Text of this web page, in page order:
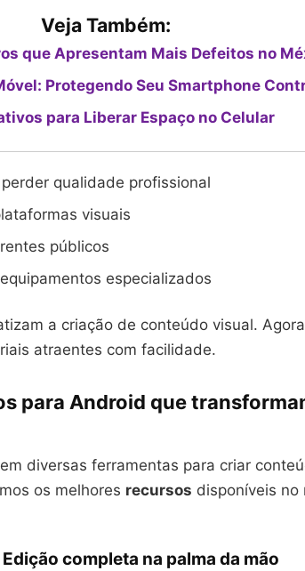
Veja Também:
que Apresentam Mais Defeitos no
Protegendo Seu Smartphone
para Liberar Espaço no Celular
qualidade profissional
visuais
públicos
especializados
a criação de conteúdo visual.
atraentes com facilidade.
para Android que
diversas ferramentas para criar
os melhores recursos disponíveis no
completa na palma da mão